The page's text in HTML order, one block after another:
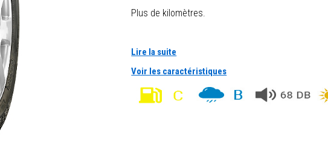
Plus de kilomètres.
Lire la suite
Voir les caractéristiques